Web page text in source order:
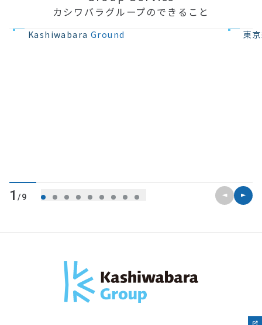
カシワバラグループのできること
Kashiwabara Ground 東
1/9 前のスライ
次のス